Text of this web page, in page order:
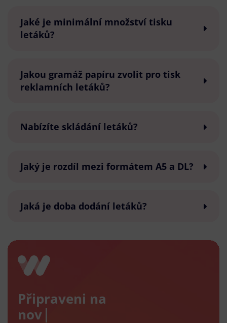
Jaké je minimální množství tisku
letáků?
Jakou gramáž papíru zvolit pro tisk
reklamních letáků?
Nabízíte skládání letáků?
Jaký je rozdíl mezi formátem A5 a DL?
Jaká je doba dodání letáků?
Připraveni na
nový e-sho